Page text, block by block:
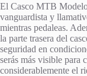
El Casco MTB
vanguardista y
mientras pedaleas.
la parte trasera del
seguridad en
serás más visible para
considerablemente el